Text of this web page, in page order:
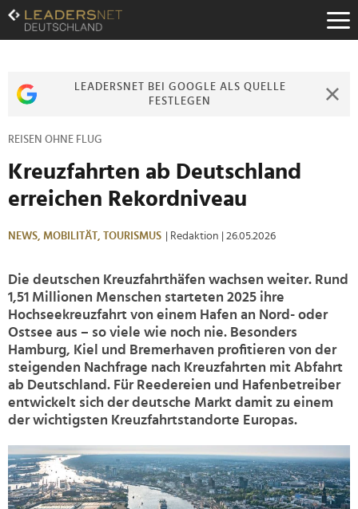
Zum
Inhalt
Zur
Zur
LEADERSNET BEI GOOGLE ALS QUELLE
FESTLEGEN
REISEN OHNE FLUG
Kreuzfahrten ab Deutschland
erreichen Rekordniveau
NEWS, MOBILITÄT, TOURISMUS | Redaktion | 26.05.2026
Die deutschen Kreuzfahrthäfen wachsen weiter. Rund
1,51 Millionen Menschen starteten 2025 ihre
Hochseekreuzfahrt von einem Hafen an Nord- oder
Ostsee aus – so viele wie noch nie. Besonders
Hamburg, Kiel und Bremerhaven profitieren von der
steigenden Nachfrage nach Kreuzfahrten mit Abfahrt
ab Deutschland. Für Reedereien und Hafenbetreiber
entwickelt sich der deutsche Markt damit zu einem
der wichtigsten Kreuzfahrtstandorte Europas.
>